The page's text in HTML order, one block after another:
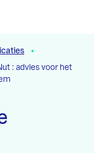
: advies voor het